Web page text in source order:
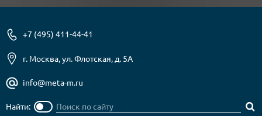
+7 (495) 411-44-41
г. Москва, ул. Флотская, д. 5А
info@meta-m.ru
Найти: